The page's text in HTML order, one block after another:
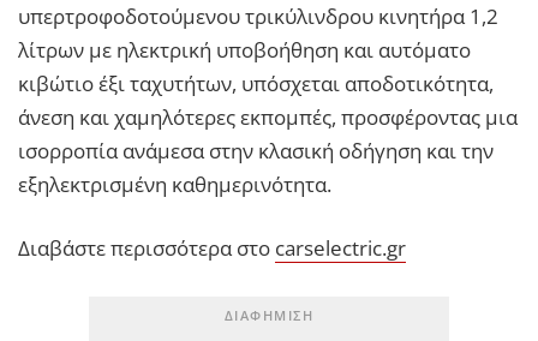
υπερτροφοδοτούμενου τρικύλινδρου κινητήρα 1,2
λίτρων με ηλεκτρική υποβοήθηση και αυτόματο
κιβώτιο έξι ταχυτήτων, υπόσχεται αποδοτικότητα,
άνεση και χαμηλότερες εκπομπές, προσφέροντας μια
ισορροπία ανάμεσα στην κλασική οδήγηση και την
εξηλεκτρισμένη καθημερινότητα.
Διαβάστε περισσότερα στο carselectric.gr